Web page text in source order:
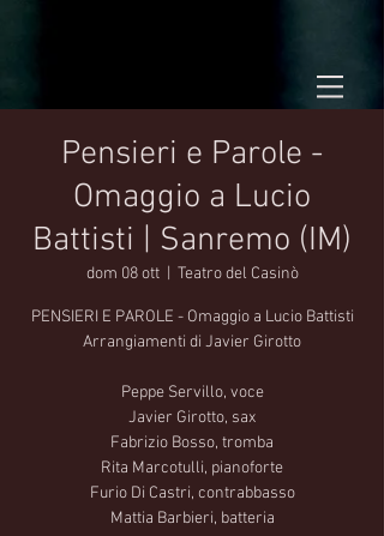
Pensieri e Parole -
Omaggio a Lucio
Battisti | Sanremo (IM)
dom 08 ott
  |
Teatro del Casinò
PENSIERI E PAROLE - Omaggio a Lucio Battisti
Arrangiamenti di Javier Girotto
Peppe Servillo, voce
Javier Girotto, sax
Fabrizio Bosso, tromba
Rita Marcotulli, pianoforte
Furio Di Castri, contrabbasso
Mattia Barbieri, batteria